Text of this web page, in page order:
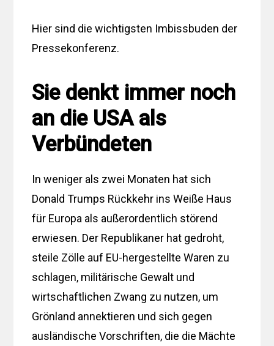
Hier sind die wichtigsten Imbissbuden der
Pressekonferenz.
Sie denkt immer noch
an die USA als
Verbündeten
In weniger als zwei Monaten hat sich
Donald Trumps Rückkehr ins Weiße Haus
für Europa als außerordentlich störend
erwiesen. Der Republikaner hat gedroht,
steile Zölle auf EU-hergestellte Waren zu
schlagen, militärische Gewalt und
wirtschaftlichen Zwang zu nutzen, um
Grönland annektieren und sich gegen
ausländische Vorschriften, die die Mächte